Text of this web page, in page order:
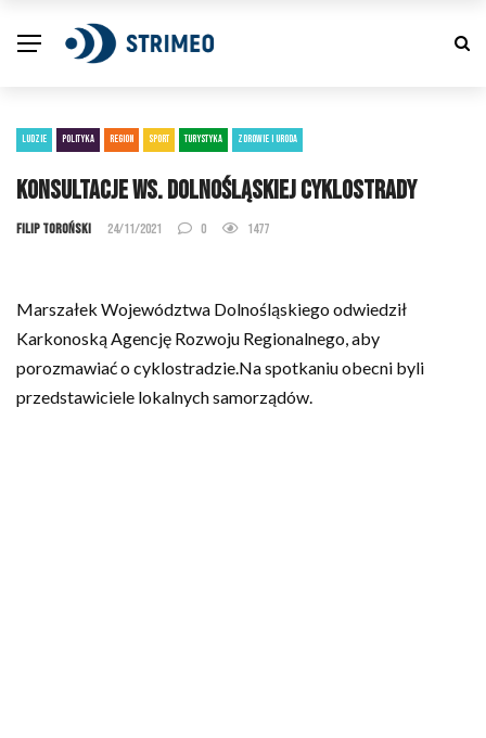
LUDZIE POLITYKA REGION SPORT TURYSTYKA ZDROWIE I URODA
Konsultacje ws. Dolnośląskiej Cyklostrady
Filip Toroński 24/11/2021 0 1477
Marszałek Województwa Dolnośląskiego odwiedził
Karkonoską Agencję Rozwoju Regionalnego, aby
porozmawiać o cyklostradzie.Na spotkaniu obecni byli
przedstawiciele lokalnych samorządów.